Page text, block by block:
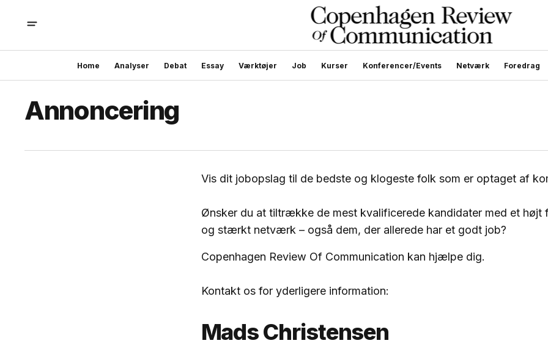
Home Analyser Debat Essay Værktøjer Job Kurser Konferencer/Events Netværk Foredrag
Annoncering
Vis dit jobopslag til de bedste og klogeste folk som er optaget af
Ønsker du at tiltrække de mest kvalificerede kandidater med et højt
og stærkt netværk – også dem, der allerede har et godt job?
Copenhagen Review Of Communication kan hjælpe dig.
Kontakt os for yderligere information:
Mads Christensen